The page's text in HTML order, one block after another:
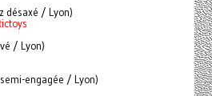
désaxé / Lyon)
/ Lyon)
engagée / Lyon)